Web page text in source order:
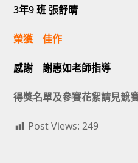
3年9 班 張舒晴
榮獲 佳作
感謝 謝惠如老師指導
得獎名單及參賽花絮請見競
Post Views: 249